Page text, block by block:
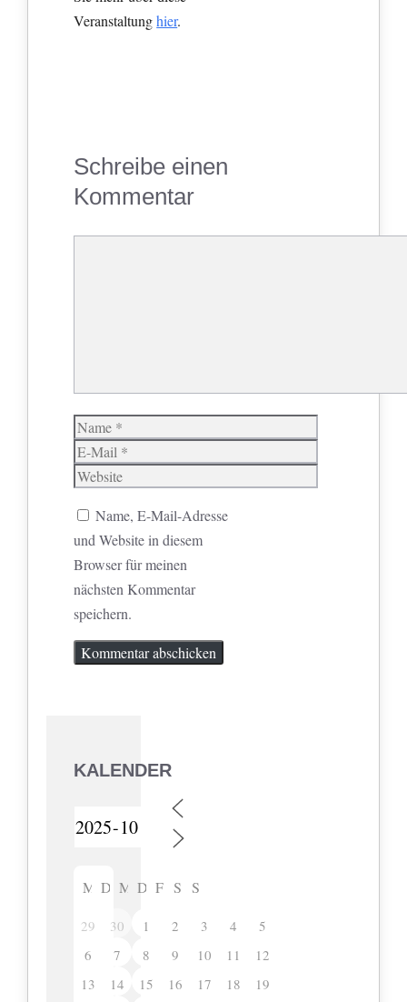
Veranstaltunghier.
Schreibe einen
Kommentar
Name
E-
Mail
Website
Name, E-Mail-Adresse
und Website in diesem
Browser für meinen
nächsten Kommentar
speichern.
KALENDER
M D M D F S S
29 30 1 2 3 4
5
6
7 8 9 10 11
12
13
14 15 16 17 18 19